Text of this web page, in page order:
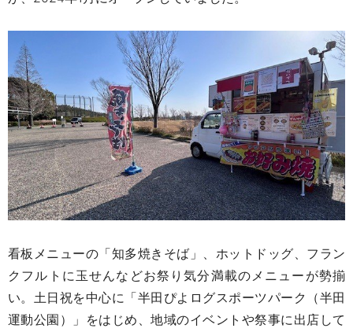
看板メニューの 「知多焼きそば」、 ホットドッグ、フラン
クフルトに玉せんなどお祭り気分満載のメニューが勢揃
い。 土日祝を中心に「半田ぴよログスポーツパーク（半田
運動公園）」をはじめ、地域のイベントや祭事に出店して